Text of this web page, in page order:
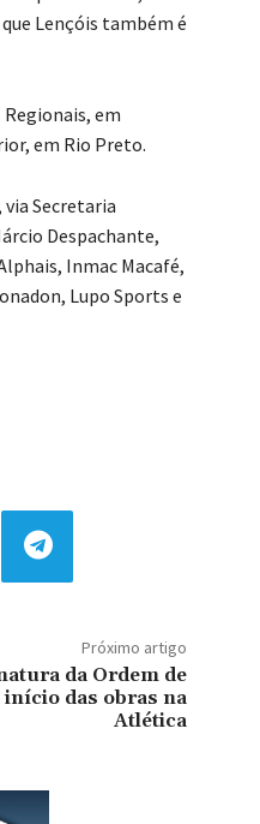
Lençóis também é
em
em Rio Preto.
Secretaria
Despachante,
Inmac Macafé,
Lupo Sports e
Próximo artigo
da Ordem de
início das obras na
Atlética